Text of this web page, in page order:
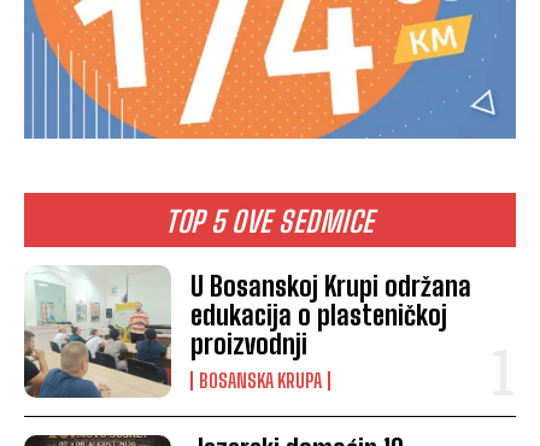
TOP 5 OVE SEDMICE
U Bosanskoj Krupi održana
edukacija o plasteničkoj
proizvodnji
BOSANSKA KRUPA